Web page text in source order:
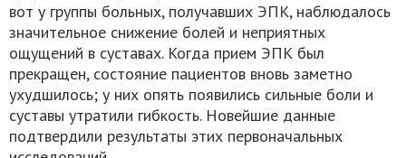
вот у группы больных, получавших ЭПК, наблюдалось
значительное снижение болей и неприятных
ощущений в суставах. Когда прием ЭПК был
прекращен, состояние пациентов вновь заметно
ухудшилось; у них опять появились сильные боли и
суставы утратили гибкость. Новейшие данные
подтвердили результаты этих первоначальных